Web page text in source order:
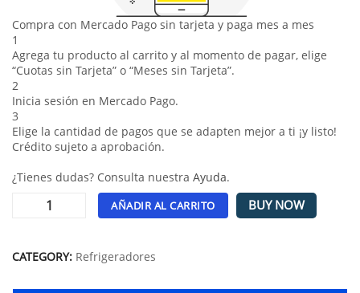
Compra con Mercado Pago sin tarjeta y paga mes a mes
1
Agrega tu producto al carrito y al momento de pagar, elige
“Cuotas sin Tarjeta” o “Meses sin Tarjeta”.
2
Inicia sesión en Mercado Pago.
3
Elige la cantidad de pagos que se adapten mejor a ti ¡y listo!
Crédito sujeto a aprobación.
¿Tienes dudas? Consulta nuestra Ayuda.
AÑADIR AL CARRITO BUY NOW
CATEGORY: Refrigeradores